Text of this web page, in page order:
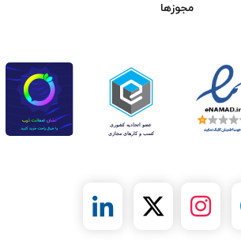
مجوزها